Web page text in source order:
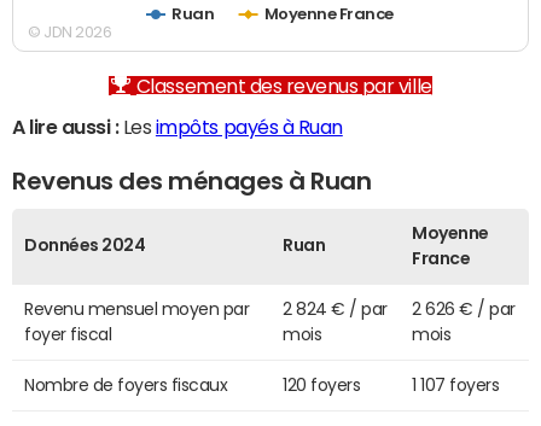
Ruan Moyenne France
© JDN 2026
Classement des revenus par ville
A lire aussi :Les impôts payés à Ruan
Revenus des ménages à Ruan
Données 2024 Ruan
Moyenne
France
Revenu mensuel moyen par
foyer fiscal
2 824 € / par
mois
2 626 € / par
mois
Nombre de foyers fiscaux 120 foyers 1 107 foyers